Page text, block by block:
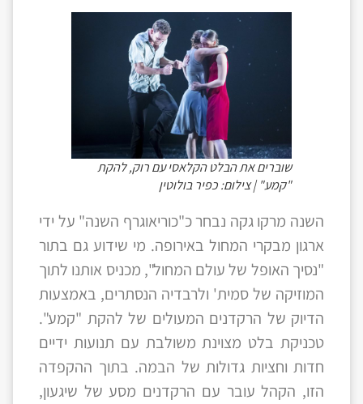
שוברים את הבלט הקלאסי עם רוק, להקת
"קמע" | צילום: כפיר בולוטין
השנה מרקו גקה נבחר כ"כוריאוגרף השנה" על ידי
ארגון מבקרי המחול באירופה. מי שידוע גם בתור
"נסיך האופל של עולם המחול", מכניס אותנו לתוך
המוזיקה של סמית' ולרבדיה הנסתרים, באמצעות
הדיוק של הרקדנים המעולים של להקת "קמע".
טכניקת בלט מצוינת משולבת עם תנועות ידיים
חדות וחציות גדולות של הבמה. בתוך ההקפדה
הזו, הקהל עובר עם הרקדנים מסע של שיגעון,